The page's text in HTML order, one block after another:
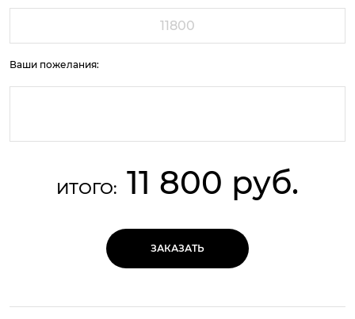
Ваши пожелания:
ИТОГО: 11 800 руб.
ЗАКАЗАТЬ